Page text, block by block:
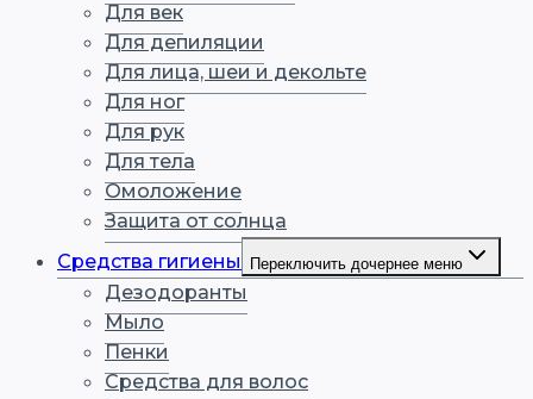
Для век
Для депиляции
Для лица, шеи и декольте
Для ног
Для рук
Для тела
Омоложение
Защита от солнца
Средства гигиены
Переключить дочернее меню
Дезодоранты
Мыло
Пенки
Средства для волос